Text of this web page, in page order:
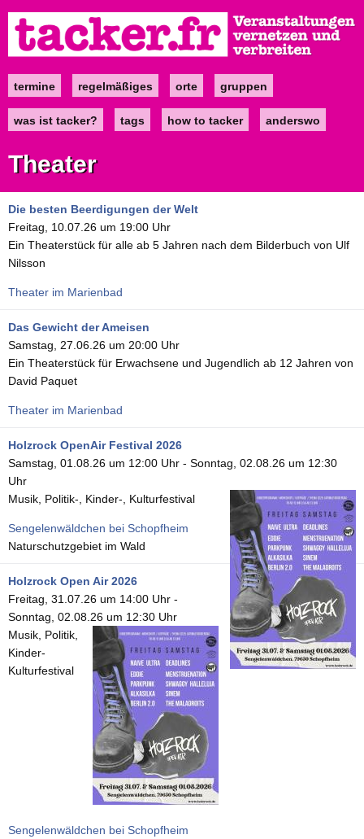
zum
Inhalt
Maintermine regelmäßiges orte gruppen
was ist tacker? tags how to tacker anderswo
Theater
Die besten Beerdigungen der Welt
Freitag, 10.07.26 um 19:00 Uhr
Ein Theaterstück für alle ab 5 Jahren nach dem Bilderbuch von Ulf
Nilsson
Theater im Marienbad
Das Gewicht der Ameisen
Samstag, 27.06.26 um 20:00 Uhr
Ein Theaterstück für Erwachsene und Jugendlich ab 12 Jahren von
David Paquet
Theater im Marienbad
Holzrock OpenAir Festival 2026
Samstag, 01.08.26 um 12:00 Uhr - Sonntag, 02.08.26 um 12:30
Uhr
Musik, Politik-, Kinder-, Kulturfestival
Sengelenwäldchen bei Schopfheim
Naturschutzgebiet im Wald
Holzrock Open Air 2026
Freitag, 31.07.26 um 14:00 Uhr -
Sonntag, 02.08.26 um 12:30 Uhr
Musik, Politik,
Kinder-
Kulturfestival
Sengelenwäldchen bei Schopfheim